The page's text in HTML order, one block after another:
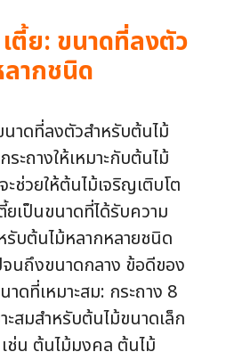
ตี้ย: ขนาดที่ลงตัว
ากชนิด
นาดที่ลงตัวสำหรับต้นไม้
ะถางให้เหมาะกับต้นไม้
ช่วยให้ต้นไม้เจริญเติบโต
ยเป็นขนาดที่ได้รับความ
รับต้นไม้หลากหลายชนิด
นถึงขนาดกลาง ข้อดีของ
าดที่เหมาะสม: กระถาง 8
ะสมสำหรับต้นไม้ขนาดเล็ก
ช่น ต้นไม้มงคล ต้นไม้